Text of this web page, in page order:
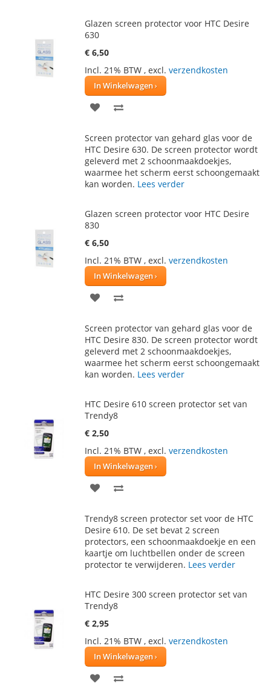
Glazen screen protector voor HTC Desire
630
€ 6,50
Incl. 21% BTW , excl. verzendkosten
In Winkelwagen
VOEG
AAN
VERLANGLIJST
TE
VERGELIJKEN
Screen protector van gehard glas voor de
HTC Desire 630. De screen protector wordt
geleverd met 2 schoonmaakdoekjes,
waarmee het scherm eerst schoongemaakt
kan worden. Lees verder
Glazen screen protector voor HTC Desire
830
€ 6,50
Incl. 21% BTW , excl. verzendkosten
In Winkelwagen
VOEG
AAN
VERLANGLIJST
TE
VERGELIJKEN
Screen protector van gehard glas voor de
HTC Desire 830. De screen protector wordt
geleverd met 2 schoonmaakdoekjes,
waarmee het scherm eerst schoongemaakt
kan worden. Lees verder
HTC Desire 610 screen protector set van
Trendy8
€ 2,50
Incl. 21% BTW , excl. verzendkosten
In Winkelwagen
VOEG
AAN
VERLANGLIJST
TE
VERGELIJKEN
Trendy8 screen protector set voor de HTC
Desire 610. De set bevat 2 screen
protectors, een schoonmaakdoekje en een
kaartje om luchtbellen onder de screen
protector te verwijderen. Lees verder
HTC Desire 300 screen protector set van
Trendy8
€ 2,95
Incl. 21% BTW , excl. verzendkosten
In Winkelwagen
VOEG